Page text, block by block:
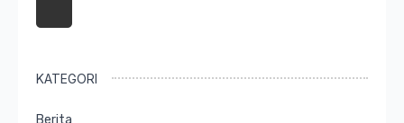
KATEGORI
Berita